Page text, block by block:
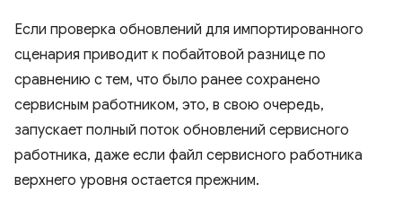
Если проверка обновлений для импортированного
сценария приводит к побайтовой разнице по
сравнению с тем, что было ранее сохранено
сервисным работником, это, в свою очередь,
запускает полный поток обновлений сервисного
работника, даже если файл сервисного работника
верхнего уровня остается прежним.